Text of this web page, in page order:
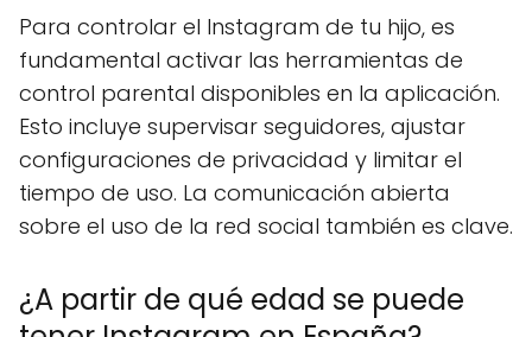
Para controlar el Instagram de tu hijo, es
fundamental activar las herramientas de
control parental disponibles en la aplicación.
Esto incluye supervisar seguidores, ajustar
configuraciones de privacidad y limitar el
tiempo de uso. La comunicación abierta
sobre el uso de la red social también es clave.
¿A partir de qué edad se puede